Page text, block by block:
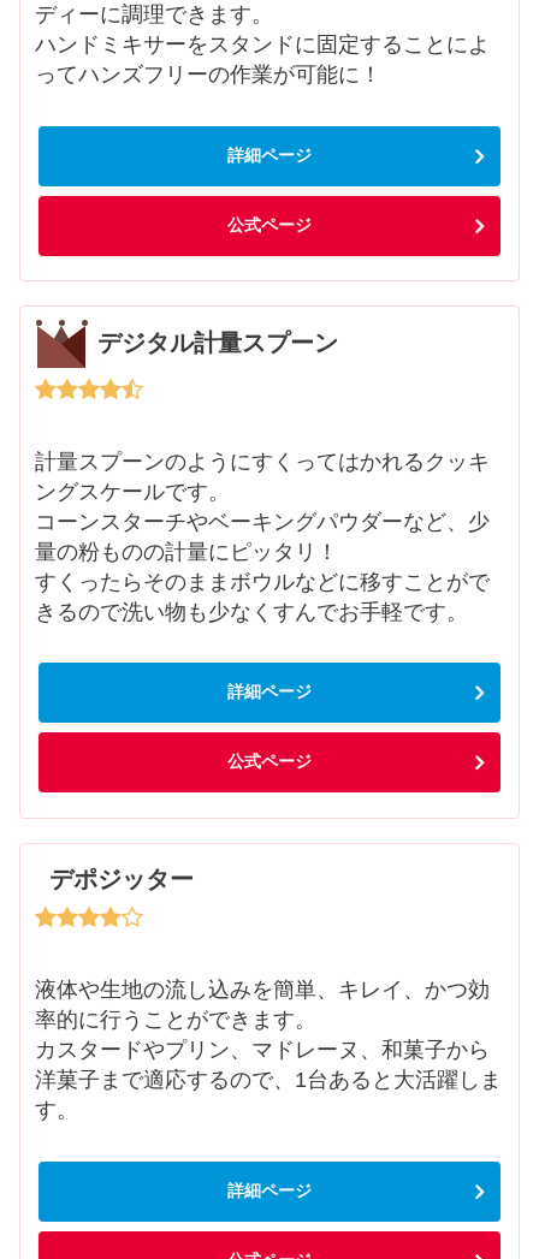
ディーに調理できます。
ハンドミキサーをスタンドに固定することによ
ってハンズフリーの作業が可能に！
詳細ページ
公式ページ
デジタル計量スプーン
計量スプーンのようにすくってはかれるクッキ
ングスケールです。
コーンスターチやベーキングパウダーなど、少
量の粉ものの計量にピッタリ！
すくったらそのままボウルなどに移すことがで
きるので洗い物も少なくすんでお手軽です。
詳細ページ
公式ページ
デポジッター
液体や生地の流し込みを簡単、キレイ、かつ効
率的に行うことができます。
カスタードやプリン、マドレーヌ、和菓子から
洋菓子まで適応するので、1台あると大活躍しま
す。
詳細ページ